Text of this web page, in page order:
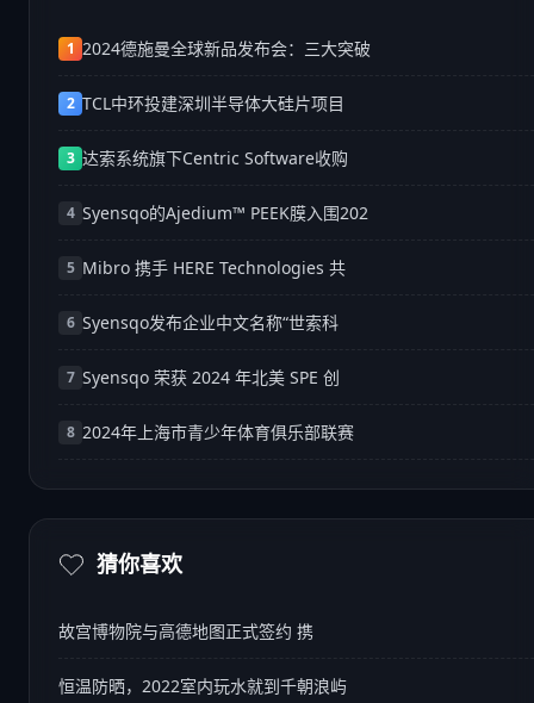
1 2024德施曼全球新品发布会：三大突破
2 TCL中环投建深圳半导体大硅片项目
3 达索系统旗下Centric Software收购
4 Syensqo的Ajedium™ PEEK膜入围202
5 Mibro 携手 HERE Technologies 共
6 Syensqo发布企业中文名称“世索科
7 Syensqo 荣获 2024 年北美 SPE 创
8 2024年上海市青少年体育俱乐部联赛
猜你喜欢
故宫博物院与高德地图正式签约 携
恒温防晒，2022室内玩水就到千朝浪屿